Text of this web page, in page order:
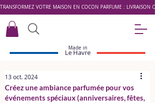
TRANSFORMEZ VOTRE MAISON EN COCON PARFUMÉ : LIVRAISON
Made in
Le Havre
Créez une ambiance parfumée pour vos
événements spéciaux (anniversaires, fêtes,
13 oct. 2024